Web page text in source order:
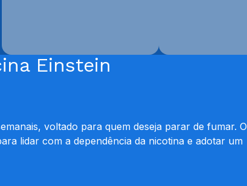
Einstein
voltado para quem deseja parar de fumar. O
lidar com a dependência da nicotina e adotar um